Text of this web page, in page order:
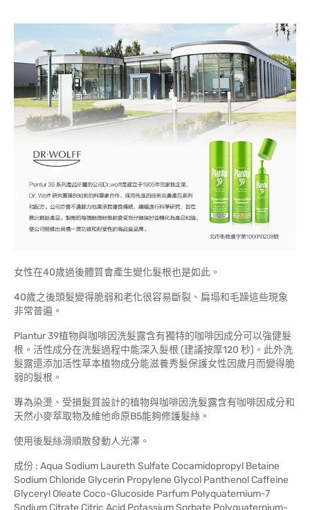
女性在40歲過後體質會產生變化髮根也是如此。
40歲之後頭髮變得脆弱和老化很容易斷裂、扁塌和毛躁這些現象
非常普遍。
Plantur 39植物與咖啡因洗髮露含有獨特的咖啡因成分可以強健髮
根。活性成分在洗髮過程中能深入髮根 (建議按摩120 秒)。此外洗
髮露還添加活性草本植物成分能滋養秀髮保護女性因歲月而變得脆
弱的髮根。
專為染燙、受損髮質設計的植物與咖啡因洗髮露含有咖啡因成分和
天然小麥萃取物及維他命原B5能夠修護髮絲。
使用後髮絲滑順散發動人光澤。
成份 : Aqua Sodium Laureth Sulfate Cocamidopropyl Betaine
Sodium Chloride Glycerin Propylene Glycol Panthenol Caffeine
Glyceryl Oleate Coco-Glucoside Parfum Polyquaternium-7